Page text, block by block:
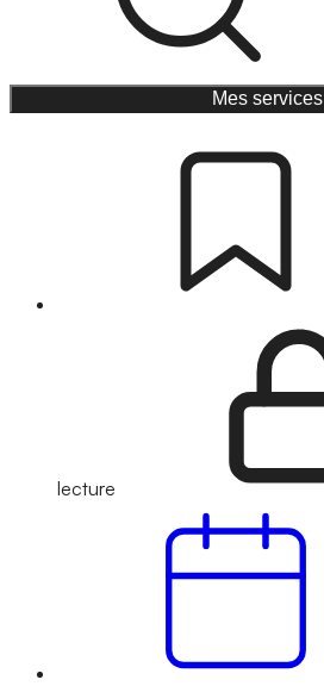
Mes services
lecture